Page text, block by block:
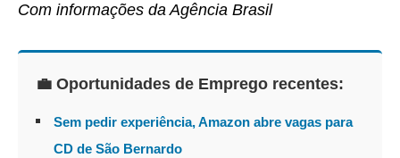
Com informações da Agência Brasil
💼 Oportunidades de Emprego recentes:
Sem pedir experiência, Amazon abre vagas para
CD de São Bernardo